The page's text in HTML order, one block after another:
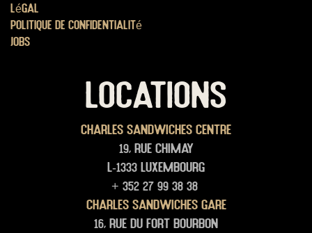
Légal
Politique de confidentialité
Jobs
LOCATIONS
Charles Sandwiches Centre
19, rue Chimay
L-1333 Luxembourg
+ 352 27 99 38 38
Charles Sandwiches Gare
16, rue du Fort Bourbon